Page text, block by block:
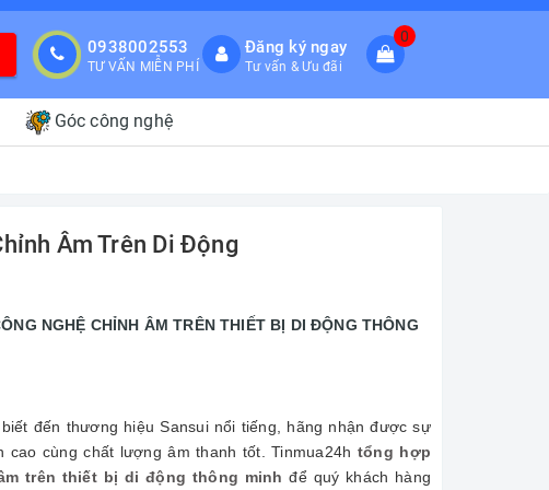
0938002553
TƯ VẤN MIỄN PHÍ
Đăng ký ngay
Tư vấn & Ưu đãi
0
Góc công nghệ
Âm Trên Di Động
NGHỆ CHỈNH ÂM TRÊN THIẾT BỊ DI ĐỘNG THÔNG
đến thương hiệu Sansui nổi tiếng, hãng nhận được sự
cùng chất lượng âm thanh tốt. Tinmua24h tổng hợp
trên thiết bị di động thông minh để quý khách hàng